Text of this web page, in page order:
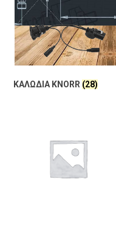
ΚΑΛΩΔΙΑ KNORR (28)